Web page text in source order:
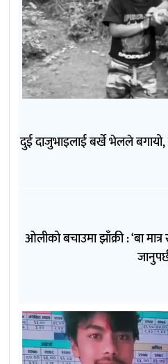
दुई दाजुभाइलाई बर्खे भेलले
ओलीको बचाउमा झाँक्री : ‘बा